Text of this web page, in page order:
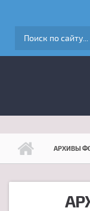
ФОРМА
АРХИВЫ